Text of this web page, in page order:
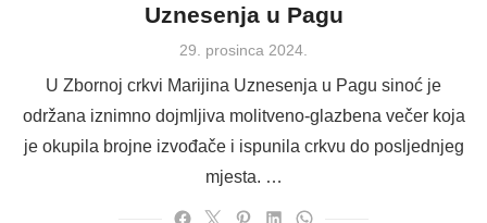
Uznesenja u Pagu
Posted
29. prosinca 2024.
U Zbornoj crkvi Marijina Uznesenja u Pagu sinoć je
održana iznimno dojmljiva molitveno-glazbena večer koja
je okupila brojne izvođače i ispunila crkvu do posljednjeg
mjesta. …